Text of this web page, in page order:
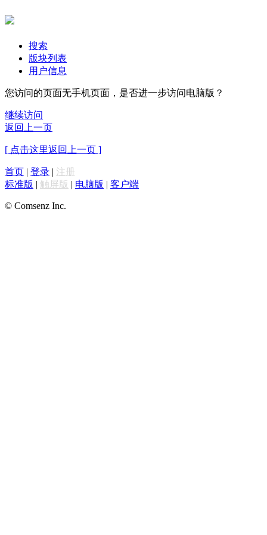
搜索
版块列表
用户信息
您访问的页面无手机页面，是否进一步访问电脑版？
继续访问
返回上一页
[ 点击这里返回上一页 ]
首页 | 登录 | 注册
标准版 | 触屏版 | 电脑版 | 客户端
© Comsenz Inc.